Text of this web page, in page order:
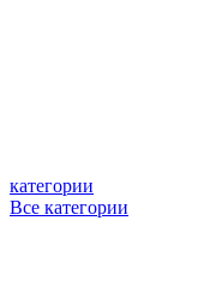
категории
Все категории